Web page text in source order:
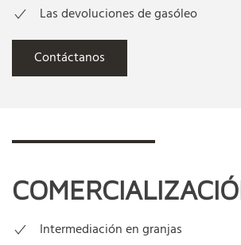
Las devoluciones de gasóleo
Contáctanos
Intermediación en granjas